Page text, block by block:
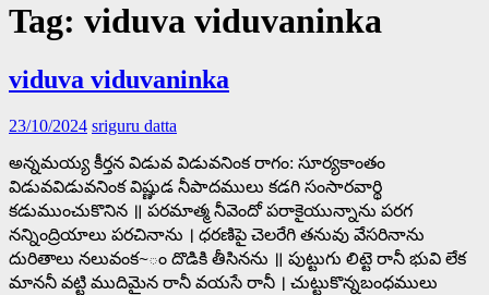
Tag: viduva viduvaninka
viduva viduvaninka
23/10/2024 sriguru datta
అన్నమయ్య కీర్తన విడువ విడువనింక రాగం: సూర్యకాంతం
విడువవిడువనింక విష్ణుడ నీపాదములు కడగి సంసారవార్థి
కడుముంచుకొనిన ॥ పరమాత్మ నీవెందో పరాకైయున్నాను పరగ
నన్నింద్రియాలు పరచినాను । ధరణిపై చెలరేగి తనువు వేసరినాను
దురితాలు నలువంక~ం దొడికి తీసినను ॥ పుట్టుగు లిట్టె రానీ భువి లేక
మాననీ వట్టి ముదిమైన రానీ వయసే రానీ । చుట్టుకొన్నబంధములు